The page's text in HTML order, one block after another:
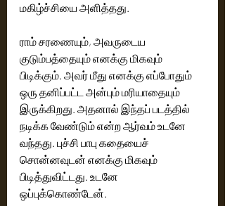
மகிழ்ச்சியை அளித்தது.
ராம் சரணையும், அவருடைய
குடும்பத்தையும் எனக்கு மிகவும்
பிடிக்கும். அவர் மீது எனக்கு எப்போதும்
ஒரு தனிப்பட்ட அன்பும் மரியாதையும்
இருக்கிறது. அதனால் இந்தப் படத்தில்
நடிக்க வேண்டும் என்ற ஆர்வம் உடனே
வந்தது. புச்சி பாபு கதையைச்
சொன்னவுடன் எனக்கு மிகவும்
பிடித்துவிட்டது. உடனே
ஒப்புக்கொண்டேன்.